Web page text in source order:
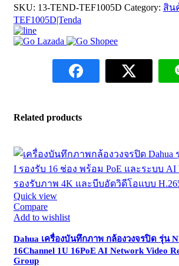
SKU: 13-TEND-TEF1005D Category: สิน
TEF1005D|Tenda
Related products
Quick view
Compare
Add to wishlist
Dahua เครื่องบันทึกภาพ กล้องวงจรปิด รุ่น
16Channel 1U 16PoE AI Network Video
Group